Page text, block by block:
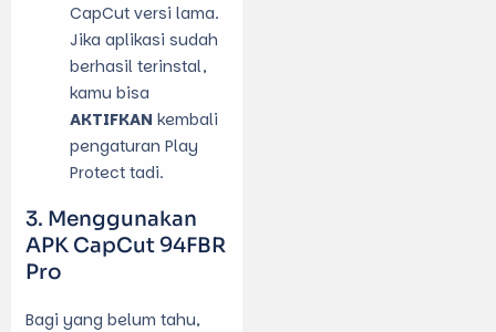
CapCut versi lama.
Jika aplikasi sudah
berhasil terinstal,
kamu bisa
AKTIFKAN kembali
pengaturan Play
Protect tadi.
Menggunakan
APK CapCut 94FBR
Pro
Bagi yang belum tahu,